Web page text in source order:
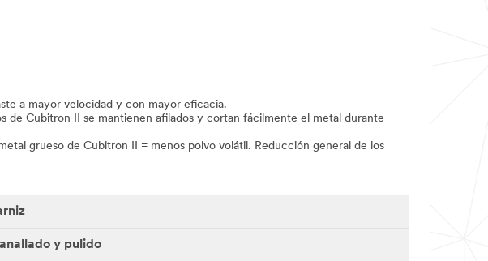
a mayor velocidad y con mayor eficacia.
Cubitron II se mantienen afilados y cortan fácilmente el metal durante
grueso de Cubitron II = menos polvo volátil. Reducción general de los
y pulido